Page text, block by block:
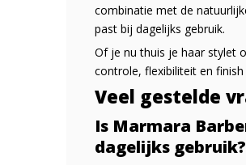
combinatie met de
past bij dagelijks gebruik.
Of je nu thuis je haar stylet
controle, flexibiliteit en
Veel gestelde
Is Marmara
dagelijks gebruik?